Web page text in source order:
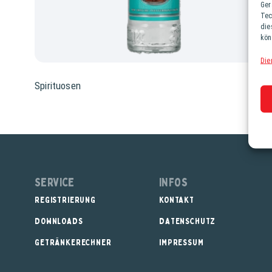
Spirituosen
Service
REGISTRIERUNG
DOWNLOADS
GETRÄNKERECHNER
Infos
KONTAKT
DATENSCHUTZ
IMPRESSUM